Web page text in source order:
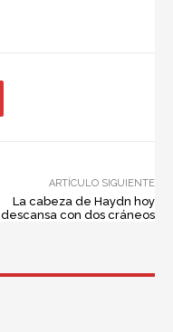
ARTÍCULO SIGUIENTE
La cabeza de Haydn hoy
descansa con dos cráneos